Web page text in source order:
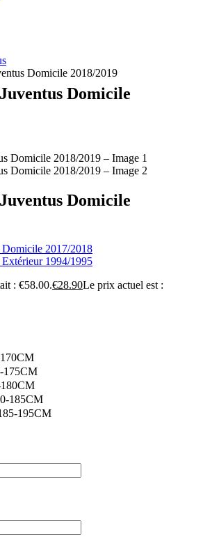
Domicile 2018/2019
Domicile
2017/2018
1994/1995
: €58.00.€28.90Le prix actuel est :
175CM
185CM
195CM